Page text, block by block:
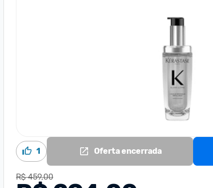
1 Oferta encerrada
R$ 459,00